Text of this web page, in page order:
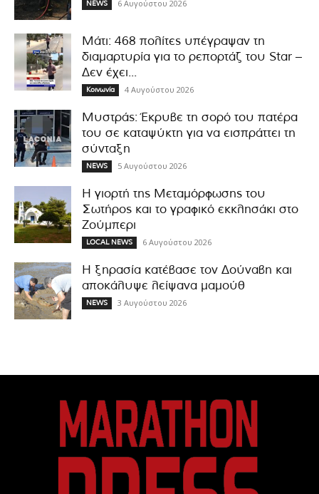
NEWS 6 Αυγούστου 2026
Μάτι: 468 πολίτες υπέγραψαν τη
διαμαρτυρία για το ρεπορτάζ του Star –
Δεν έχει...
Κοινωνία 4 Αυγούστου 2026
Μυστράς: Έκρυβε τη σορό του πατέρα
του σε καταψύκτη για να εισπράττει τη
σύνταξη
NEWS 5 Αυγούστου 2026
Η γιορτή της Μεταμόρφωσης του
Σωτήρος και το γραφικό εκκλησάκι στο
Ζούμπερι
LOCAL NEWS 6 Αυγούστου 2026
Η ξηρασία κατέβασε τον Δούναβη και
αποκάλυψε λείψανα μαμούθ
NEWS 3 Αυγούστου 2026